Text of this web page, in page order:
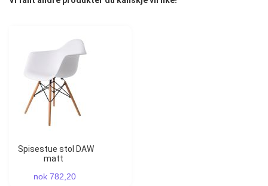
Spisestue stol DAW
matt
nok 782,20